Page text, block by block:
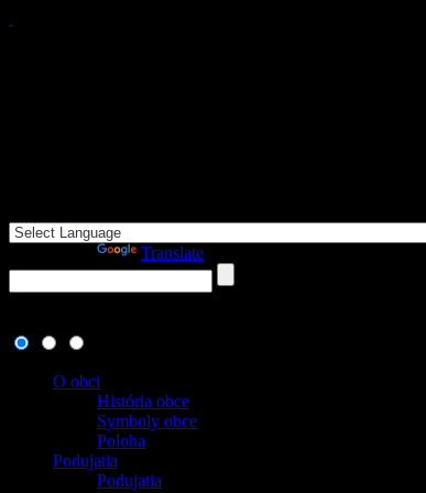
Translate
O obci
História obce
Symboly obce
Poloha
Podujatia
Podujatia